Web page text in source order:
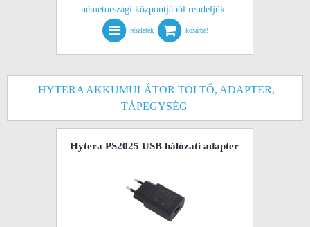
németországi központjából rendeljük.
részletek kosárba!
HYTERA AKKUMULÁTOR TÖLTŐ, ADAPTER,
TÁPEGYSÉG
Hytera PS2025 USB hálózati adapter